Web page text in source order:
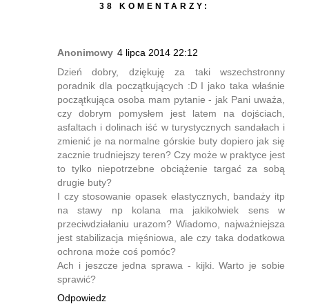
38 KOMENTARZY:
Anonimowy 4 lipca 2014 22:12
Dzień dobry, dziękuję za taki wszechstronny
poradnik dla początkujących :D I jako taka właśnie
początkująca osoba mam pytanie - jak Pani uważa,
czy dobrym pomysłem jest latem na dojściach,
asfaltach i dolinach iść w turystycznych sandałach i
zmienić je na normalne górskie buty dopiero jak się
zacznie trudniejszy teren? Czy może w praktyce jest
to tylko niepotrzebne obciążenie targać za sobą
drugie buty?
I czy stosowanie opasek elastycznych, bandaży itp
na stawy np kolana ma jakikolwiek sens w
przeciwdziałaniu urazom? Wiadomo, najważniejsza
jest stabilizacja mięśniowa, ale czy taka dodatkowa
ochrona może coś pomóc?
Ach i jeszcze jedna sprawa - kijki. Warto je sobie
sprawić?
Odpowiedz